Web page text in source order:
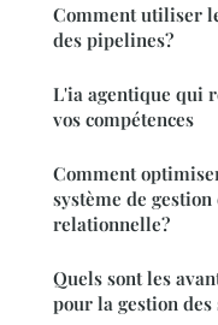
Comment utiliser
des pipelines?
L'ia agentique qui
vos compétences
Comment
système de gestion
relationnelle?
Quels sont les
pour la gestion